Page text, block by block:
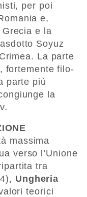
per poi
e,
e la
Soyuz
La parte
fortemente filo-
parte più
la
massima
verso l’Unione
tra
Ungheria
teorici